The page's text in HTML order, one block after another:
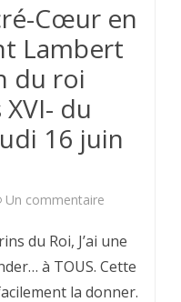
Cœur en
Lambert
du roi
du
16 juin
Un commentaire
au
Sacré-
du Roi, J’ai une
à TOUS. Cette
la donner.